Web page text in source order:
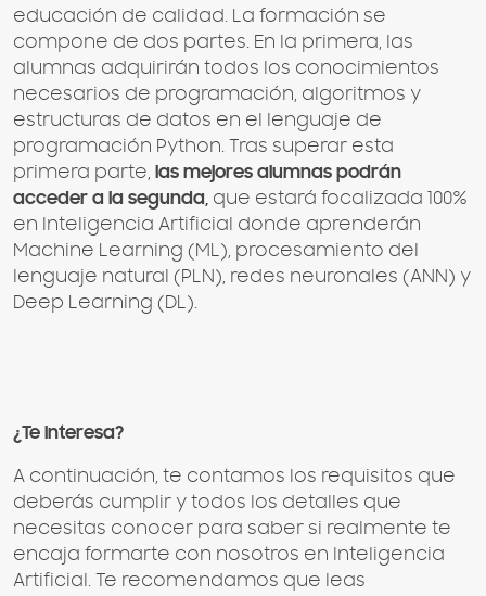
educación de calidad. La formación se
compone de dos partes. En la primera, las
alumnas adquirirán todos los conocimientos
necesarios de programación, algoritmos y
estructuras de datos en el lenguaje de
programación Python. Tras superar esta
primera parte,
las mejores alumnas podrán
acceder a la segunda, que estará focalizada 100%
en Inteligencia Artificial donde aprenderán
Machine Learning (ML), procesamiento del
lenguaje natural (PLN), redes neuronales (ANN) y
Deep Learning (DL).
¿Te interesa?
A continuación, te contamos los requisitos que
deberás cumplir y todos los detalles que
necesitas conocer para saber si realmente te
encaja formarte con nosotros en Inteligencia
Artificial. Te recomendamos que leas